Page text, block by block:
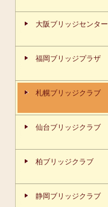
大阪ブリッジセンター
福岡ブリッジプラザ
札幌ブリッジクラブ
仙台ブリッジクラブ
柏ブリッジクラブ
静岡ブリッジクラブ